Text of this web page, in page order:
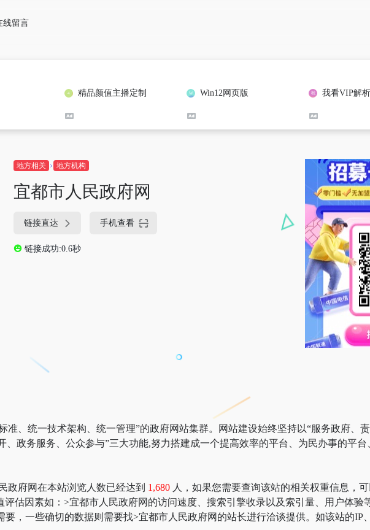
线留言
精品颜值主播定制 Win12网页版 我看VIP解析
地方相关 地方机构
宜都市人民政府网
链接直达 手机查看
链接成功:0.6秒
准、统一技术架构、统一管理”的政府网站集群。网站建设始终坚持以“服务政府、
、政务服务、公众参与”三大功能,努力搭建成一个提高效率的平台、为民办事的平
政府网在本站浏览人数已经达到 1,680 人，如果您需要查询该站的相关权重信息，可
评估因素如：>宜都市人民政府网的访问速度、搜索引擎收录以及索引量、用户体验
，一些确切的数据则需要找>宜都市人民政府网的站长进行洽谈提供。如该站的IP